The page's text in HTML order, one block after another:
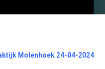
Molenhoek 24-04-2024